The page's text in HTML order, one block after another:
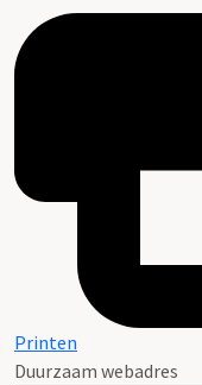
Printen
Duurzaam webadres